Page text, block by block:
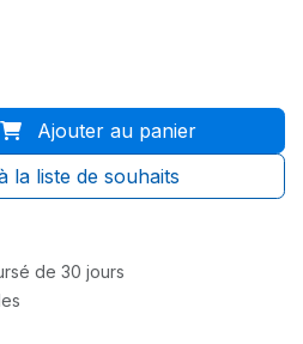
Ajouter au panier
la liste de souhaits
de 30 jours